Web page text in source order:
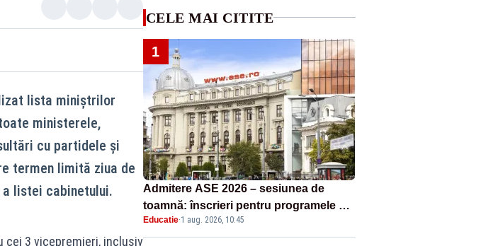
lista miniștrilor
ministerele,
cu partidele și
termen limită ziua de
a listei cabinetului.
3 vicepremieri, inclusiv
CELE MAI CITITE
1
Admitere ASE 2026 – sesiunea de
toamnă: înscrieri pentru programele de
licență, masterat și doctorat
Educatie·1 aug. 2026, 10:45